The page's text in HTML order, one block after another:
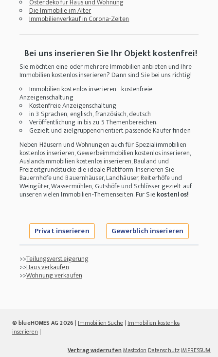
Die Immobilie im Alter
Immobilienverkauf in Corona-Zeiten
Bei uns inserieren Sie Ihr Objekt kostenfrei!
Sie möchten eine oder mehrere Immobilien anbieten und Ihre
Immobilien kostenlos inserieren? Dann sind Sie bei uns richtig!
Immobilien kostenlos inserieren - kostenfreie
Anzeigenschaltung
Kostenfreie Anzeigenschaltung
in 3 Sprachen, englisch, französisch, deutsch
Veröffentlichung in bis zu 5 Themenbereichen.
Gezielt und zielgruppenorientiert passende Käufer finden
Neben Häusern und Wohnungen auch für Spezialimmobilien
kostenlos inserieren, Gewerbeimmobilien kostenlos inserieren,
Auslandsimmobilien kostenlos inserieren, Bauland und
Freizeitgrundstücke die ideale Plattform. Inserieren Sie
Bauernhöfe und Bauernhäuser, Landhäuser, Reiterhöfe und
Weingüter, Wassermühlen, Gutshöfe und Schlösser gezielt auf
unseren vielen Immobilien-Themenseiten. Für Siekostenlos!
Privat inserieren Gewerblich inserieren
>>Teilungsversteigerung
>>Haus verkaufen
>>Wohnung verkaufen
© blueHOMES AG 2026 | Immobilien Suche | Immobilien kostenlos
inserieren |
Vertrag widerrufenMastodon Datenschutz IMPRESSUM